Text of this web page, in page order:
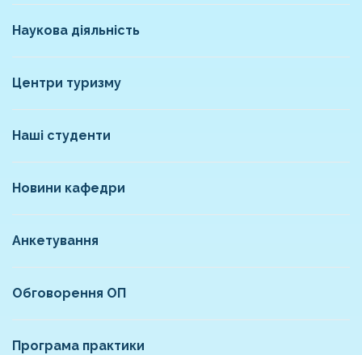
Наукова діяльність
Центри туризму
Наші студенти
Новини кафедри
Анкетування
Обговорення ОП
Програма практики